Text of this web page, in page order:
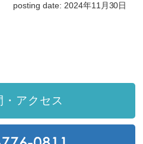
posting date: 2024年11月30日
・アクセス